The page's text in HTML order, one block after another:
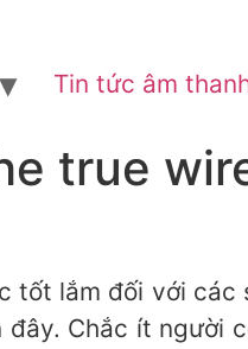
Tin tức âm
true
tốt lắm đối với
Chắc ít người